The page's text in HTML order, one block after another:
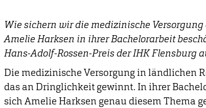
Wie sichern wir die medizinische
Amelie Harksen in ihrer Bachelorarbeit
Hans-Adolf-Rossen-Preis der IHK Flensburg
Die medizinische Versorgung in ländlichen
das an Dringlichkeit gewinnt. In ihrer
sich Amelie Harksen genau diesem Thema